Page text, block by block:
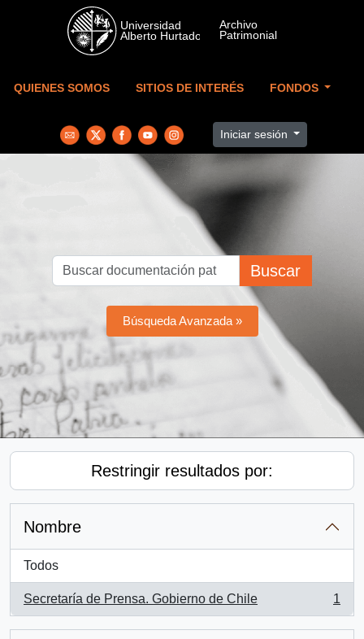
Skip to main content
QUIENES SOMOS SITIOS DE INTERÉS FONDOS
Iniciar sesión
Buscar
Búsqueda Avanzada »
Restringir resultados por:
Nombre
Todos
Secretaría de Prensa. Gobierno de Chile
, 1 resultados
1